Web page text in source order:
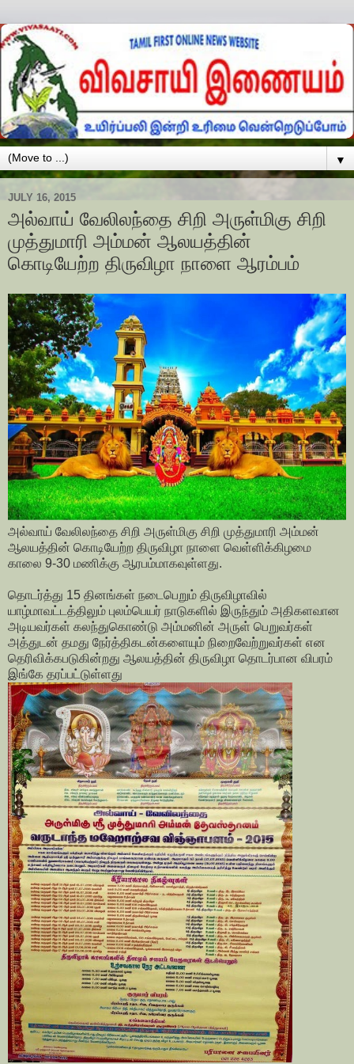
▼
JULY 16, 2015
அல்வாய் வேலிலந்தை சிறி அருள்மிகு சிறி
முத்துமாரி அம்மன் ஆலயத்தின்
கொடியேற்ற திருவிழா நாளை ஆரம்பம்
அல்வாய் வேலிலந்தை சிறி அருள்மிகு சிறி முத்துமாரி அம்மன்
ஆலயத்தின் கொடியேற்ற திருவிழா நாளை வெள்ளிக்கிழமை
காலை 9-30 மணிக்கு ஆரபம்மாகவுள்ளது.
தொடர்த்து 15 தினங்கள் நடைபெறும் திருவிழாவில்
யாழ்மாவட்டத்திலும் புலம்பெயர் நாடுகளில் இருந்தும் அதிகளவான
அடியவர்கள் கலந்துகொண்டு அம்மனின் அருள் பெறுவர்கள்
அத்துடன் தமது நேர்த்திகடன்களையும் நிறைவேற்றுவர்கள் என
தெரிவிக்கபடுகின்றது ஆலயத்தின் திருவிழா தொடர்பான விபரம்
இங்கே தரப்பட்டுள்ளது